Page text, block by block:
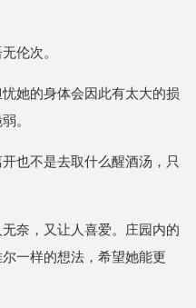
伦次。
她的身体会因此有太大的损
。
也不是去取什么醒酒汤，只
奈，又让人喜爱。庄园内的
一样的想法，希望她能更